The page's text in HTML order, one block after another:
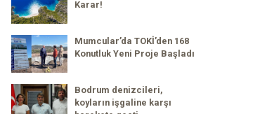
Karar!
Mumcular’da TOKİ’den 168
Konutluk Yeni Proje Başladı
Bodrum denizcileri,
koyların işgaline karşı